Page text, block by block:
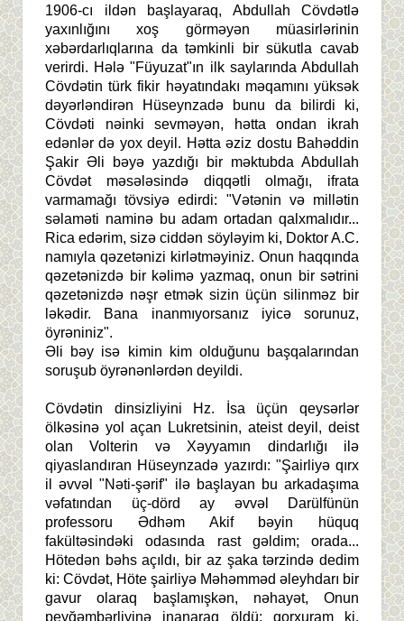
1906-cı ildən başlayaraq, Abdullah Cövdətlə
yaxınlığını xoş görməyən müasirlərinin
xəbərdarlıqlarına da təmkinli bir sükutla cavab
verirdi. Hələ "Füyuzat"ın ilk saylarında Abdullah
Cövdətin türk fikir həyatındakı məqamını yüksək
dəyərləndirən Hüseynzadə bunu da bilirdi ki,
Cövdəti nəinki sevməyən, hətta ondan ikrah
edənlər də yox deyil. Hətta əziz dostu Bahəddin
Şakir Əli bəyə yazdığı bir məktubda Abdullah
Cövdət məsələsində diqqətli olmağı, ifrata
varmamağı tövsiyə edirdi: "Vətənin və millətin
səlaməti naminə bu adam ortadan qalxmalıdır...
Rica edərim, sizə ciddən söyləyim ki, Doktor A.C.
namıyla qəzetənizi kirlətməyiniz. Onun haqqında
qəzetənizdə bir kəlimə yazmaq, onun bir sətrini
qəzetənizdə nəşr etmək sizin üçün silinməz bir
ləkədir. Bana inanmıyorsanız iyicə sorunuz,
öyrəniniz".
Əli bəy isə kimin kim olduğunu başqalarından
soruşub öyrənənlərdən deyildi.
Cövdətin dinsizliyini Hz. İsa üçün qeysərlər
ölkəsinə yol açan Lukretsinin, ateist deyil, deist
olan Volterin və Xəyyamın dindarlığı ilə
qiyaslandıran Hüseynzadə yazırdı: "Şairliyə qırx
il əvvəl "Nəti-şərif" ilə başlayan bu arkadaşıma
vəfatından üç-dörd ay əvvəl Darülfünün
professoru Ədhəm Akif bəyin hüquq
fakültəsindəki odasında rast gəldim; orada...
Hötedən bəhs açıldı, bir az şaka tərzində dedim
ki: Cövdət, Höte şairliyə Məhəmməd əleyhdarı bir
gavur olaraq başlamışkən, nəhayət, Onun
peyğəmbərliyinə inanaraq öldü; qorxuram ki,